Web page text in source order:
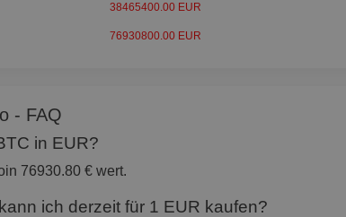
38465400.00 EUR
76930800.00 EUR
- FAQ
in EUR?
76930.80 € wert.
ich derzeit für 1 EUR kaufen?